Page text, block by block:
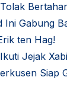
Ini Gabung
ten Hag!
Jejak
Siap